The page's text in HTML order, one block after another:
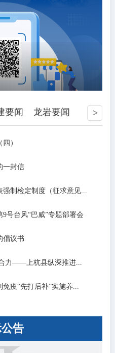
要闻 龙岩要闻
）
一封信
制检定制度（征求意见...
9号台风“巴威”专题部署会
倡议书
力——上杭县纵深推进...
疫“先打后补”实施养...
公告